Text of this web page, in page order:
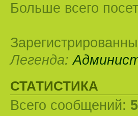
Больше всего
Легенда:
СТАТИСТИКА
Всего сообщений: